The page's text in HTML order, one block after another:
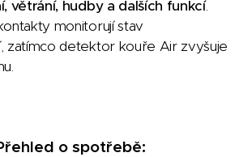
větrání, hudby a dalších funkcí.
monitorují stav
zatímco detektor kouře Air zvyšuje
o spotřebě: